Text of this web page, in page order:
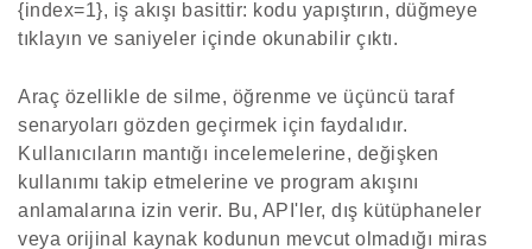
{index=1}, iş akışı basittir: kodu yapıştırın, düğmeye
tıklayın ve saniyeler içinde okunabilir çıktı.
Araç özellikle de silme, öğrenme ve üçüncü taraf
senaryoları gözden geçirmek için faydalıdır.
Kullanıcıların mantığı incelemelerine, değişken
kullanımı takip etmelerine ve program akışını
anlamalarına izin verir. Bu, API'ler, dış kütüphaneler
veya orijinal kaynak kodunun mevcut olmadığı miras